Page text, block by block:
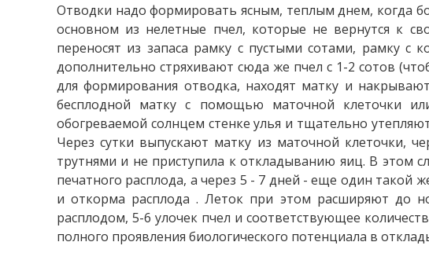
Отводки надо формировать ясным, теплым днем, когда
основном из нелетные пчел, которые не вернутся к
переносят из запаса рамку с пустыми сотами, рамку
дополнительно стряхивают сюда же пчел с 1-2 сотов
для формирования отводка, находят матку и
бесплодной матку с помощью маточной клеточки
обогреваемой солнцем стенке улья и тщательно
Через сутки выпускают матку из маточной клеточки,
трутнями и не приступила к откладыванию яиц. В этом
печатного расплода, а через 5 - 7 дней - еще один такой
и откорма расплода . Леток при этом расширяют до
расплодом, 5-6 улочек пчел и соответствующее
полного проявления биологического потенциала в